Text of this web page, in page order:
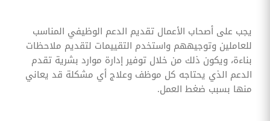
يجب على أصحاب الأعمال تقديم الدعم الوظيفي المناسب
للعاملين وتوجيههم واستخدم التقييمات لتقديم ملاحظات
بناءة، ويكون ذلك من خلال توفير إدارة موارد بشرية تقدم
الدعم الذي يحتاجه كل موظف وعلاج أي مشكلة قد يعاني
منها بسبب ضغط العمل.